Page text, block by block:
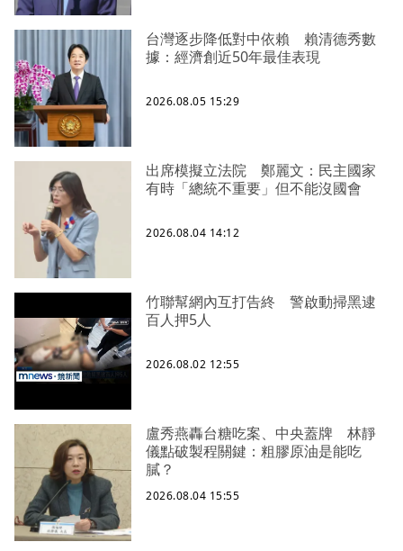
台灣逐步降低對中依賴 賴清德秀數
據：經濟創近50年最佳表現
2026.08.05 15:29
出席模擬立法院 鄭麗文：民主國家
有時「總統不重要」但不能沒國會
2026.08.04 14:12
竹聯幫網內互打告終 警啟動掃黑逮
百人押5人
2026.08.02 12:55
盧秀燕轟台糖吃案、中央蓋牌 林靜
儀點破製程關鍵：粗膠原油是能吃
膩？
2026.08.04 15:55